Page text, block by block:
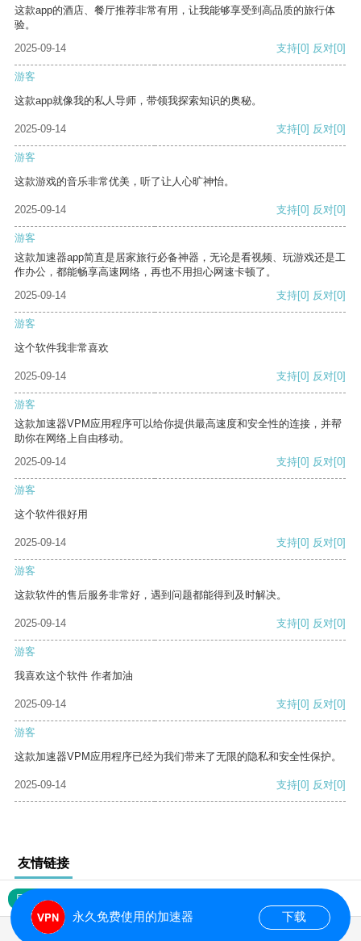
这款app的酒店、餐厅推荐非常有用，让我能够享受到高品质的旅行体
验。
2025-09-14
支持[0] 反对[0]
游客
这款app就像我的私人导师，带领我探索知识的奥秘。
2025-09-14 支持[0] 反对[0]
游客
这款游戏的音乐非常优美，听了让人心旷神怡。
2025-09-14 支持[0] 反对[0]
游客
这款加速器app简直是居家旅行必备神器，无论是看视频、玩游戏还是工
作办公，都能畅享高速网络，再也不用担心网速卡顿了。
2025-09-14
支持[0] 反对[0]
游客
这个软件我非常喜欢
2025-09-14 支持[0] 反对[0]
游客
这款加速器VPM应用程序可以给你提供最高速度和安全性的连接，并帮
助你在网络上自由移动。
2025-09-14
支持[0] 反对[0]
游客
这个软件很好用
2025-09-14 支持[0] 反对[0]
游客
这款软件的售后服务非常好，遇到问题都能得到及时解决。
2025-09-14 支持[0] 反对[0]
游客
我喜欢这个软件 作者加油
2025-09-14 支持[0] 反对[0]
游客
这款加速器VPM应用程序已经为我们带来了无限的隐私和安全性保护。
2025-09-14 支持[0] 反对[0]
友情链接
网站地图
永久免费使用的加速器 下载